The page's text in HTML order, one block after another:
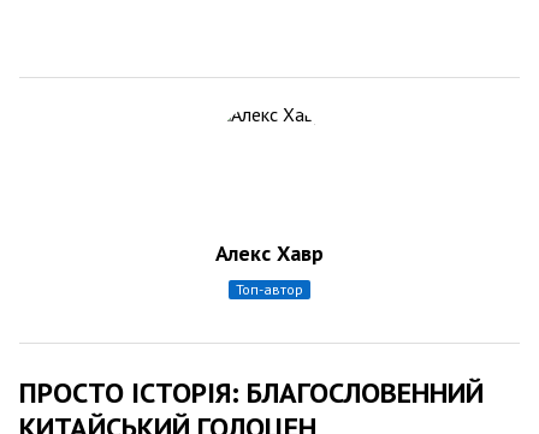
Алекс Хавр
топ-автор
ПРОСТО ІСТОРІЯ: БЛАГОСЛОВЕННИЙ